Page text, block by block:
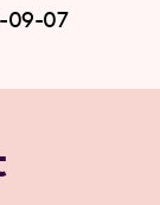
09-07